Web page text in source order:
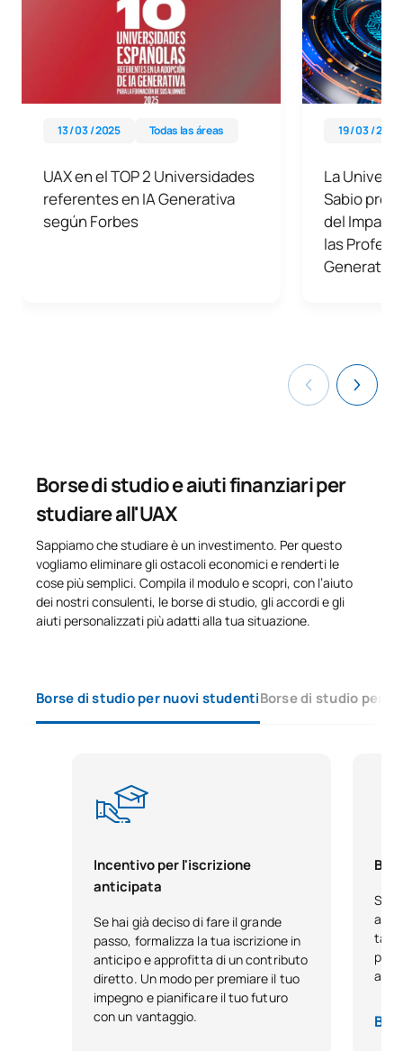
13 / 03 / 2025 Todas las áreas
UAX en el TOP 2 Universidades
referentes en IA Generativa
según Forbes
19 / 03 / 2024
La
Sabio
del
las
Generativa
Borse di studio e aiuti finanziari per
studiare all'UAX
Sappiamo che studiare è un investimento. Per questo
vogliamo eliminare gli ostacoli economici e renderti le
cose più semplici. Compila il modulo e scopri, con l’aiuto
dei nostri consulenti, le borse di studio, gli accordi e gli
aiuti personalizzati più adatti alla tua situazione.
Borse di studio per nuovi studentiBorse di studio per
Incentivo per l'iscrizione
anticipata
Se hai già deciso di fare il grande
passo, formalizza la tua iscrizione in
anticipo e approfitta di un contributo
diretto. Un modo per premiare il tuo
impegno e pianificare il tuo futuro
con un vantaggio.
Se